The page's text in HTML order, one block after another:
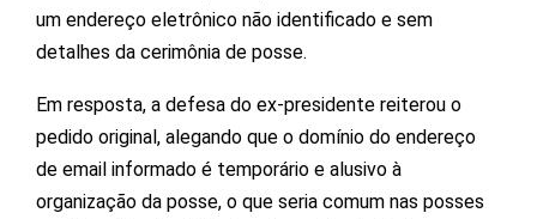
um endereço eletrônico não identificado e sem
detalhes da cerimônia de posse.
Em resposta, a defesa do ex-presidente reiterou o
pedido original, alegando que o domínio do endereço
de email informado é temporário e alusivo à
organização da posse, o que seria comum nas posses